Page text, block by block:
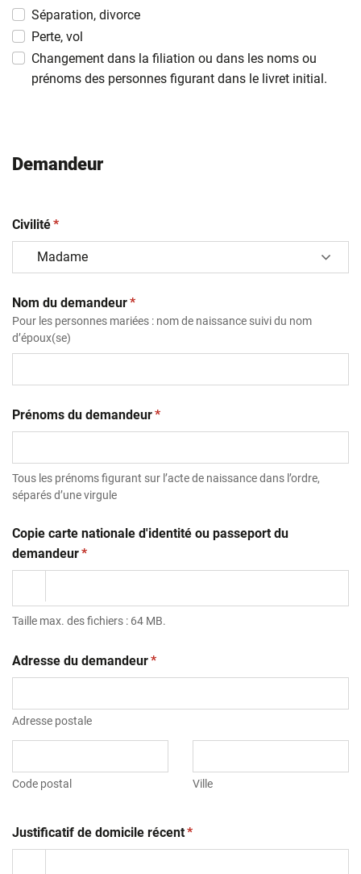
MM
slash
AAAA
Séparation, divorce
Perte, vol
Changement dans la filiation ou dans les noms ou
prénoms des personnes figurant dans le livret initial.
Demandeur
Civilité(obligatoire)
*
Nom du demandeur(obligatoire)
*
Pour les personnes mariées : nom de naissance suivi du nom
d’époux(se)
Prénoms du demandeur(obligatoire)
*
Tous les prénoms figurant sur l’acte de naissance dans l’ordre,
séparés d’une virgule
Copie carte nationale d'identité ou passeport du
demandeur(obligatoire)
*
Taille max. des fichiers : 64 MB.
Adresse du demandeur(obligatoire)
*
Adresse postale
Code postal Ville
Justificatif de domicile récent(obligatoire)
*